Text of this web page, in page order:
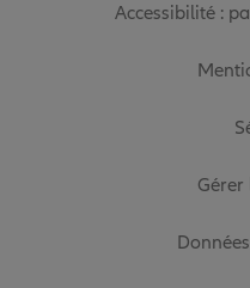
Accessibilité :
Gérer